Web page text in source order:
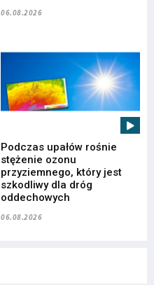
06.08.2026
Podczas upałów rośnie
stężenie ozonu
przyziemnego, który jest
szkodliwy dla dróg
oddechowych
06.08.2026